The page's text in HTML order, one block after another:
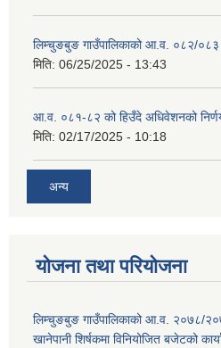
लिम्चुङबुङ गाउँपालिकाको आ.व. ०८२/
मिति: 06/25/2025 - 13:43
आ.व. ०८१-८२ को हिउँदे अधिवेशनको
मिति: 02/17/2025 - 10:18
अन्य
योजना तथा परियोजना
लिम्चुङबुङ गाउँपालिकाको आ.व. २०७८/
खानेपानी शिर्षकमा विनियोजित बजेटको